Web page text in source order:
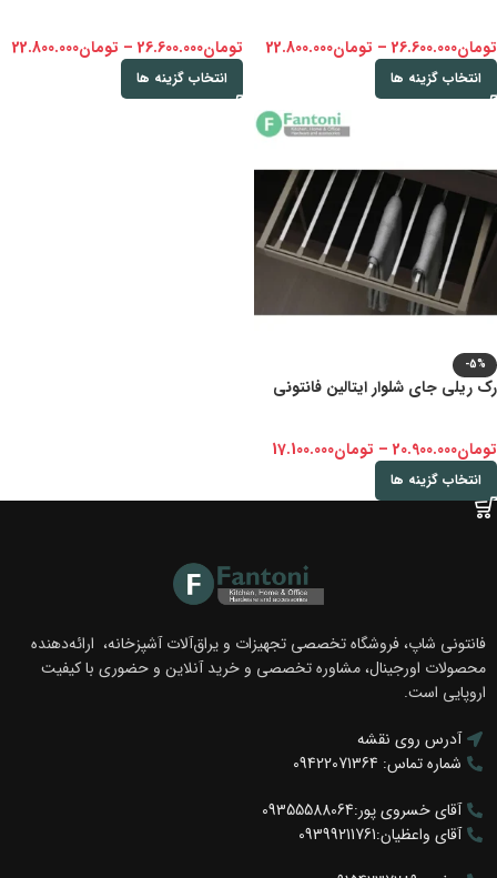
تومان26.600.000
– تومان22.800.000
انتخاب گزینه ها
تومان26.600.000
– تومان22.800.000
انتخاب گزینه ها
-5%
رک ریلی جای شلوار ایتالین فانتونی
تومان20.900.000
– تومان17.100.000
انتخاب گزینه ها
فانتونی شاپ، فروشگاه تخصصی تجهیزات و یراق‌آلات آشپزخانه، ارائه‌دهنده
محصولات اورجینال، مشاوره تخصصی و خرید آنلاین و حضوری با کیفیت
اروپایی است.
آدرس روی نقشه
شماره تماس: 09422071364
آقای خسروی پور:09355588064
آقای واعظیان:09399211761